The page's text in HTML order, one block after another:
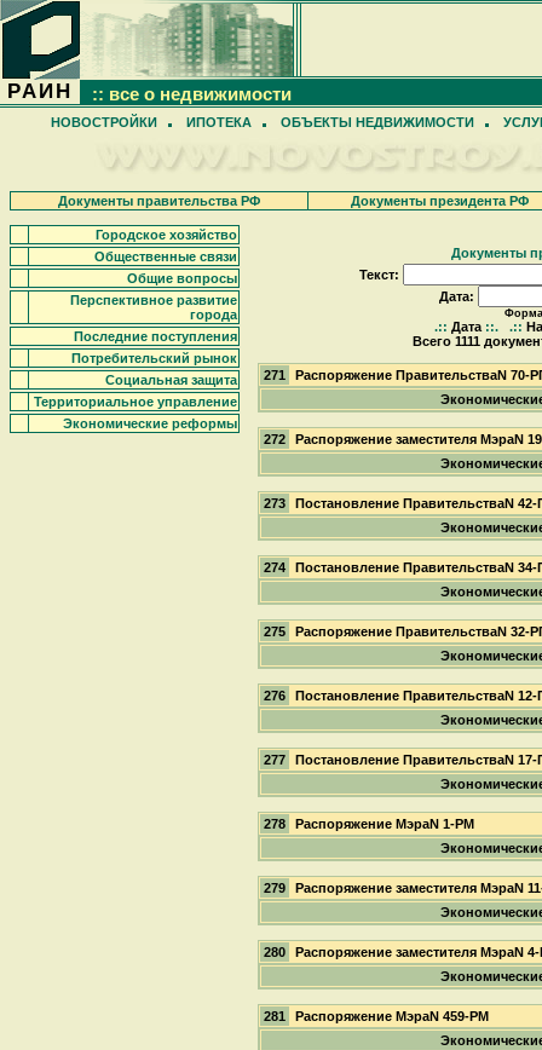
РАИН :: все о недвижимости
НОВОСТРОЙКИ ИПОТЕКА ОБЪЕКТЫ НЕДВИЖИМОСТИ
Документы правительства РФ Документы президента РФ
Городское хозяйство
Общественные связи
Общие вопросы
Перспективное развитие
города
Последние поступления
Потребительский рынок
Социальная защита
Территориальное управление
Экономические реформы
Документы
Текст:
Дата:
.:: Дата ::. .::
Всего 1111
271
Распоряжение ПравительстваN 70-
272
Распоряжение заместителя МэраN
273
Постановление ПравительстваN
274
Постановление ПравительстваN
275
Распоряжение ПравительстваN 32-
276
Постановление ПравительстваN
277
Постановление ПравительстваN
278
Распоряжение МэраN 1-РМ
279
Распоряжение заместителя МэраN
280
Распоряжение заместителя МэраN
281
Распоряжение МэраN 459-РМ